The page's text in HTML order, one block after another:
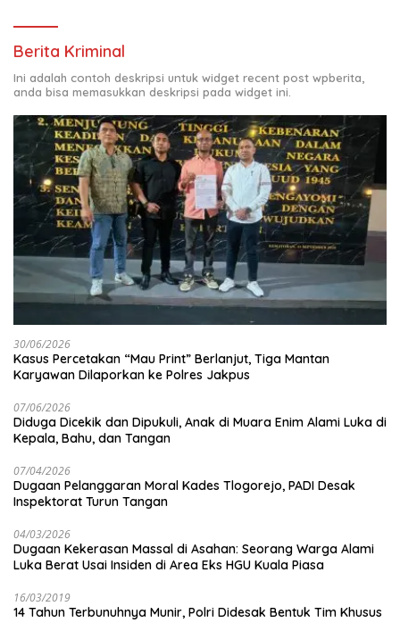
Berita Kriminal
Ini adalah contoh deskripsi untuk widget recent post wpberita,
anda bisa memasukkan deskripsi pada widget ini.
30/06/2026
Kasus Percetakan “Mau Print” Berlanjut, Tiga Mantan
Karyawan Dilaporkan ke Polres Jakpus
07/06/2026
Diduga Dicekik dan Dipukuli, Anak di Muara Enim Alami Luka di
Kepala, Bahu, dan Tangan
07/04/2026
Dugaan Pelanggaran Moral Kades Tlogorejo, PADI Desak
Inspektorat Turun Tangan
04/03/2026
Dugaan Kekerasan Massal di Asahan: Seorang Warga Alami
Luka Berat Usai Insiden di Area Eks HGU Kuala Piasa
16/03/2019
14 Tahun Terbunuhnya Munir, Polri Didesak Bentuk Tim Khusus